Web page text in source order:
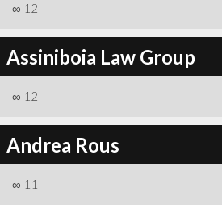
∞ 12
Assiniboia Law Group
∞ 12
Andrea Rous
∞ 11